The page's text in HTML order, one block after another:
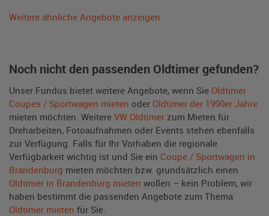
Weitere ähnliche Angebote anzeigen
Noch nicht den passenden Oldtimer gefunden?
Unser Fundus bietet weitere Angebote, wenn Sie Oldtimer
Coupes / Sportwagen mieten oder Oldtimer der 1990er Jahre
mieten möchten. Weitere VW Oldtimer zum Mieten für
Dreharbeiten, Fotoaufnahmen oder Events stehen ebenfalls
zur Verfügung. Falls für Ihr Vorhaben die regionale
Verfügbarkeit wichtig ist und Sie ein Coupe / Sportwagen in
Brandenburg mieten möchten bzw. grundsätzlich einen
Oldtimer in Brandenburg mieten wollen – kein Problem, wir
haben bestimmt die passenden Angebote zum Thema
Oldtimer mieten für Sie.